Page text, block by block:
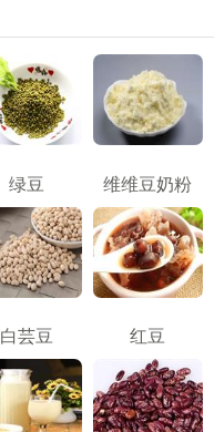
绿豆 维维豆奶粉
白芸豆 红豆